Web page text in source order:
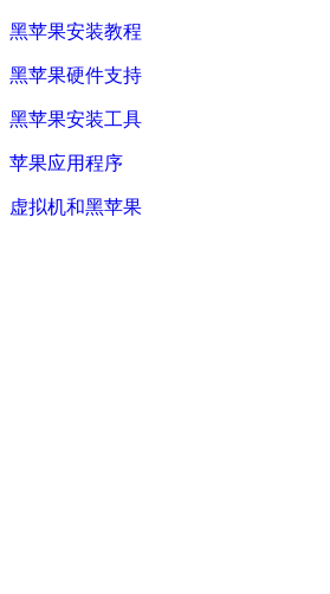
黑苹果安装教程
黑苹果硬件支持
黑苹果安装工具
苹果应用程序
虚拟机和黑苹果